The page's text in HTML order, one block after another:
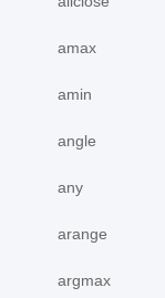
amax
amin
angle
any
arange
argmax